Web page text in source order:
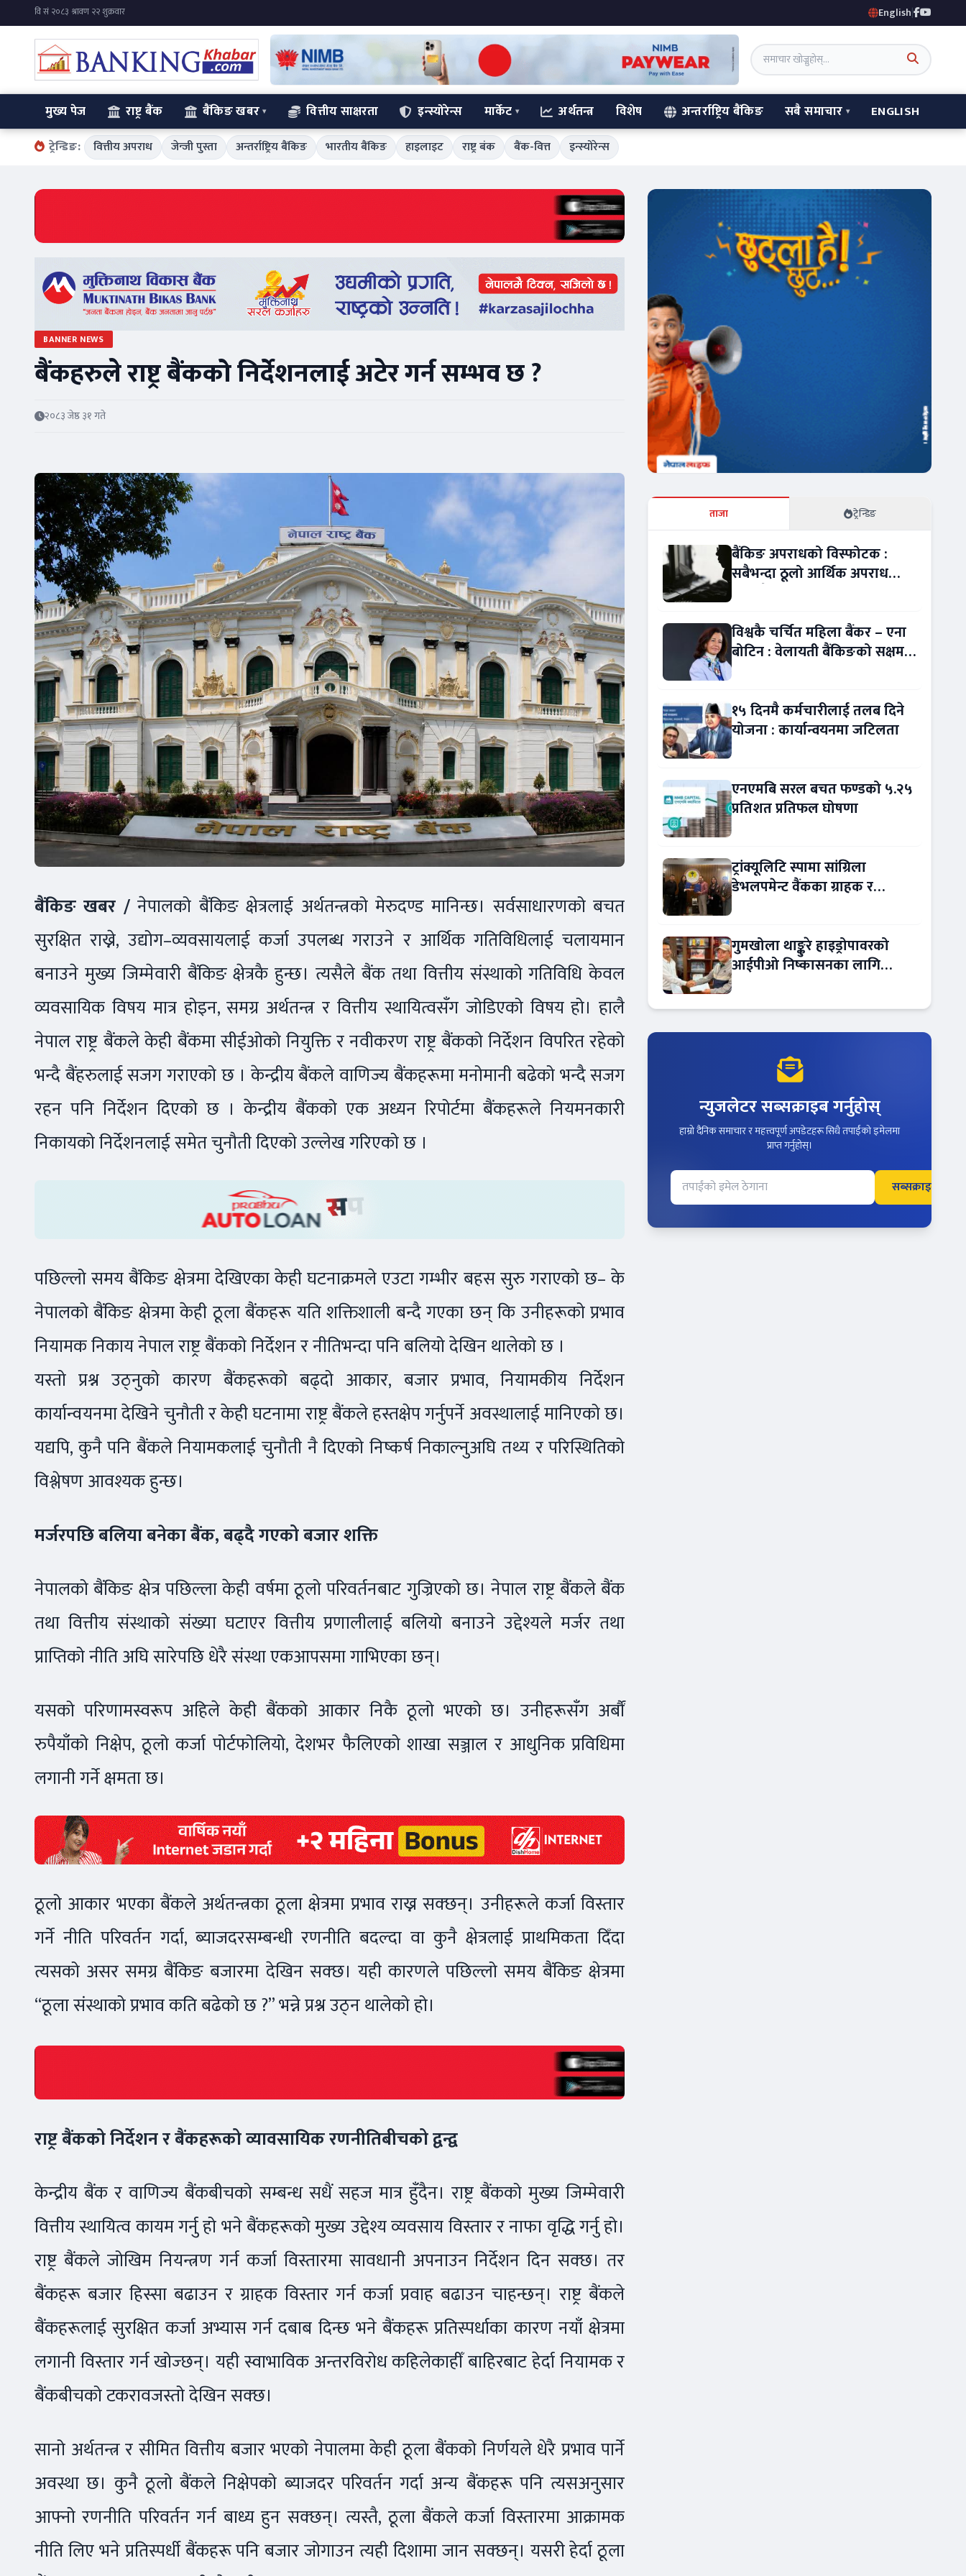
English|
मुख्य पेज राष्ट्र बैंक बैंकिङ खबर वित्तीय साक्षरता इन्स्योरेन्स मार्केट अर्थतन्त्र विशेष अन्तर्राष्ट्रिय बैंकिङ सबै समाचार ENGLISH
ट्रेन्डिङ: वित्तीय अपराध जेन्जी पुस्ता अन्तर्राष्ट्रिय बैंकिङ भारतीय बैंकिङ हाइलाइट राष्ट्र बंक बैंक-वित्त इन्स्योरेन्स
BANNER NEWS
बैंकहरुले राष्ट्र बैंकको निर्देशनलाई अटेर गर्न सम्भव छ ?
२०८३ जेष्ठ ३१ गते
बैंकिङ खबर /नेपालको बैंकिङ क्षेत्रलाई अर्थतन्त्रको मेरुदण्ड मानिन्छ। सर्वसाधारणको बचत
सुरक्षित राख्ने, उद्योग–व्यवसायलाई कर्जा उपलब्ध गराउने र आर्थिक गतिविधिलाई चलायमान
बनाउने मुख्य जिम्मेवारी बैंकिङ क्षेत्रकै हुन्छ। त्यसैले बैंक तथा वित्तीय संस्थाको गतिविधि केवल
व्यवसायिक विषय मात्र होइन, समग्र अर्थतन्त्र र वित्तीय स्थायित्वसँग जोडिएको विषय हो। हालै
नेपाल राष्ट्र बैंकले केही बैंकमा सीईओको नियुक्ति र नवीकरण राष्ट्र बैंकको निर्देशन विपरित रहेको
भन्दै बैंहरुलाई सजग गराएको छ । केन्द्रीय बैंकले वाणिज्य बैंकहरूमा मनोमानी बढेको भन्दै सजग
रहन पनि निर्देशन दिएको छ । केन्द्रीय बैंकको एक अध्यन रिपोर्टमा बैंकहरूले नियमनकारी
निकायको निर्देशनलाई समेत चुनौती दिएको उल्लेख गरिएको छ ।
पछिल्लो समय बैंकिङ क्षेत्रमा देखिएका केही घटनाक्रमले एउटा गम्भीर बहस सुरु गराएको छ– के
नेपालको बैंकिङ क्षेत्रमा केही ठूला बैंकहरू यति शक्तिशाली बन्दै गएका छन् कि उनीहरूको प्रभाव
नियामक निकाय नेपाल राष्ट्र बैंकको निर्देशन र नीतिभन्दा पनि बलियो देखिन थालेको छ ।
यस्तो प्रश्न उठ्नुको कारण बैंकहरूको बढ्दो आकार, बजार प्रभाव, नियामकीय निर्देशन
कार्यान्वयनमा देखिने चुनौती र केही घटनामा राष्ट्र बैंकले हस्तक्षेप गर्नुपर्ने अवस्थालाई मानिएको छ।
यद्यपि, कुनै पनि बैंकले नियामकलाई चुनौती नै दिएको निष्कर्ष निकाल्नुअघि तथ्य र परिस्थितिको
विश्लेषण आवश्यक हुन्छ।
मर्जरपछि बलिया बनेका बैंक, बढ्दै गएको बजार शक्ति
नेपालको बैंकिङ क्षेत्र पछिल्ला केही वर्षमा ठूलो परिवर्तनबाट गुज्रिएको छ। नेपाल राष्ट्र बैंकले बैंक
तथा वित्तीय संस्थाको संख्या घटाएर वित्तीय प्रणालीलाई बलियो बनाउने उद्देश्यले मर्जर तथा
प्राप्तिको नीति अघि सारेपछि धेरै संस्था एकआपसमा गाभिएका छन्।
यसको परिणामस्वरूप अहिले केही बैंकको आकार निकै ठूलो भएको छ। उनीहरूसँग अर्बौं
रुपैयाँको निक्षेप, ठूलो कर्जा पोर्टफोलियो, देशभर फैलिएको शाखा सञ्जाल र आधुनिक प्रविधिमा
लगानी गर्ने क्षमता छ।
ठूलो आकार भएका बैंकले अर्थतन्त्रका ठूला क्षेत्रमा प्रभाव राख्न सक्छन्। उनीहरूले कर्जा विस्तार
गर्ने नीति परिवर्तन गर्दा, ब्याजदरसम्बन्धी रणनीति बदल्दा वा कुनै क्षेत्रलाई प्राथमिकता दिँदा
त्यसको असर समग्र बैंकिङ बजारमा देखिन सक्छ। यही कारणले पछिल्लो समय बैंकिङ क्षेत्रमा
“ठूला संस्थाको प्रभाव कति बढेको छ ?” भन्ने प्रश्न उठ्न थालेको हो।
राष्ट्र बैंकको निर्देशन र बैंकहरूको व्यावसायिक रणनीतिबीचको द्वन्द्व
केन्द्रीय बैंक र वाणिज्य बैंकबीचको सम्बन्ध सधैं सहज मात्र हुँदैन। राष्ट्र बैंकको मुख्य जिम्मेवारी
वित्तीय स्थायित्व कायम गर्नु हो भने बैंकहरूको मुख्य उद्देश्य व्यवसाय विस्तार र नाफा वृद्धि गर्नु हो।
राष्ट्र बैंकले जोखिम नियन्त्रण गर्न कर्जा विस्तारमा सावधानी अपनाउन निर्देशन दिन सक्छ। तर
बैंकहरू बजार हिस्सा बढाउन र ग्राहक विस्तार गर्न कर्जा प्रवाह बढाउन चाहन्छन्। राष्ट्र बैंकले
बैंकहरूलाई सुरक्षित कर्जा अभ्यास गर्न दबाब दिन्छ भने बैंकहरू प्रतिस्पर्धाका कारण नयाँ क्षेत्रमा
लगानी विस्तार गर्न खोज्छन्। यही स्वाभाविक अन्तरविरोध कहिलेकाहीँ बाहिरबाट हेर्दा नियामक र
बैंकबीचको टकरावजस्तो देखिन सक्छ।
सानो अर्थतन्त्र र सीमित वित्तीय बजार भएको नेपालमा केही ठूला बैंकको निर्णयले धेरै प्रभाव पार्ने
अवस्था छ। कुनै ठूलो बैंकले निक्षेपको ब्याजदर परिवर्तन गर्दा अन्य बैंकहरू पनि त्यसअनुसार
आफ्नो रणनीति परिवर्तन गर्न बाध्य हुन सक्छन्। त्यस्तै, ठूला बैंकले कर्जा विस्तारमा आक्रामक
नीति लिए भने प्रतिस्पर्धी बैंकहरू पनि बजार जोगाउन त्यही दिशामा जान सक्छन्। यसरी हेर्दा ठूला
ताजा ट्रेन्डिङ
बैंकिङ अपराधको विस्फोटक :
सबैभन्दा ठूलो आर्थिक अपराध
विश्वकै चर्चित महिला बैंकर – एना
बोटिन : वेलायती बैंकिङको सक्षम
१५ दिनमै कर्मचारीलाई तलब दिने
योजना : कार्यान्वयनमा जटिलता
एनएमबि सरल बचत फण्डको ५.२५
प्रतिशत प्रतिफल घोषणा
ट्रांक्यूलिटि स्पामा सांग्रिला
डेभलपमेन्ट वैंकका ग्राहक र
गुमखोला थाङ्कुरे हाइड्रोपावरको
आईपीओ निष्कासनका लागि
न्युजलेटर सब्सक्राइब गर्नुहोस्
हाम्रो दैनिक समाचार र महत्त्वपूर्ण अपडेटहरू सिधै तपाईंको इमेलमा
प्राप्त गर्नुहोस्।
सब्सक्राइब